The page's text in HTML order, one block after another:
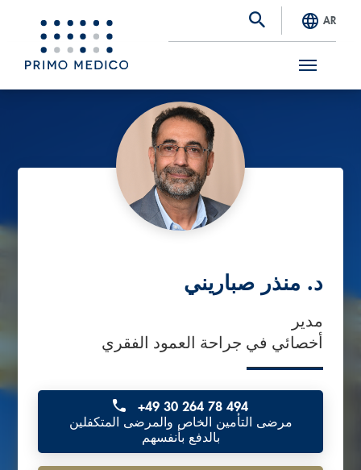
S
i
AR
د. منذر صباريني
مدير
أخصائي في جراحة العمود الفقري
+49 30 264 78 494
مرضى التأمين الخاص والمرضى المتكفلين
بالدفع بأنفسهم